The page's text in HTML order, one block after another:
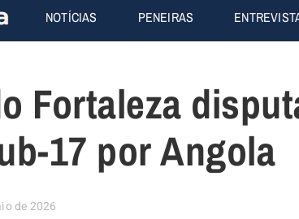
NOTÍCIAS PENEIRAS
Fortaleza
17 por Angola
de 2026